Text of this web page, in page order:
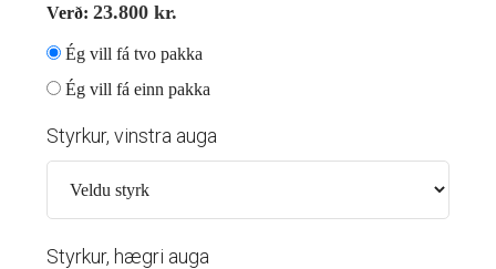
Verð: 23.800kr.
Ég vill fá tvo pakka
Ég vill fá einn pakka
Styrkur, vinstra auga
Styrkur, hægri auga